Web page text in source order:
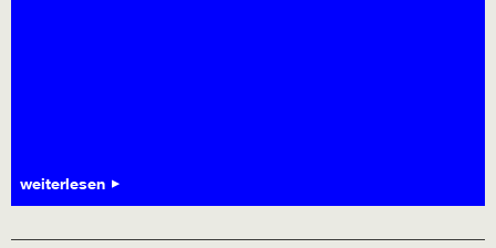
weiterlesen